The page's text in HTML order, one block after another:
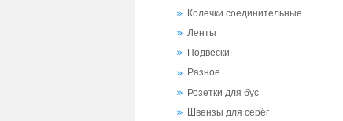
Колечки соединительные
Ленты
Подвески
Разное
Розетки для бус
Швензы для серёг